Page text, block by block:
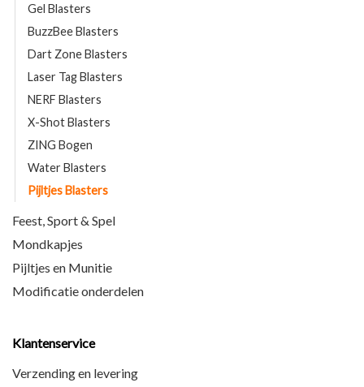
Gel Blasters
BuzzBee Blasters
Dart Zone Blasters
Laser Tag Blasters
NERF Blasters
X-Shot Blasters
ZING Bogen
Water Blasters
Pijltjes Blasters
Feest, Sport & Spel
Mondkapjes
Pijltjes en Munitie
Modificatie onderdelen
Klantenservice
Verzending en levering